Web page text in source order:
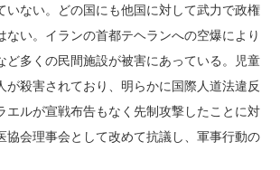
いない。どの国にも他国に対して武力で政権
ない。イランの首都テヘランへの空爆により
ど多くの民間施設が被害にあっている。児童
が殺害されており、明らかに国際人道法違反
エルが宣戦布告もなく先制攻撃したことに対
協会理事会として改めて抗議し、軍事行動の